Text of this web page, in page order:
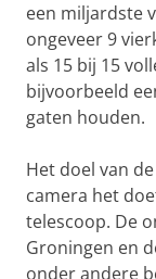
een miljardste
ongeveer 9
als 15 bij 15
bijvoorbeeld
gaten houden.
Het doel van
camera het
telescoop. De
Groningen en
onder andere